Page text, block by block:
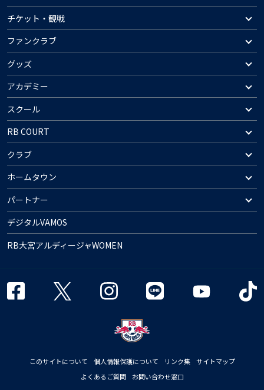
チケット・観戦
ファンクラブ
グッズ
アカデミー
スクール
RB COURT
クラブ
ホームタウン
パートナー
デジタルVAMOS
RB大宮アルディージャWOMEN
このサイトについて 個人情報保護について リンク集
サイトマップ
よくあるご質問
お問い合わせ窓口